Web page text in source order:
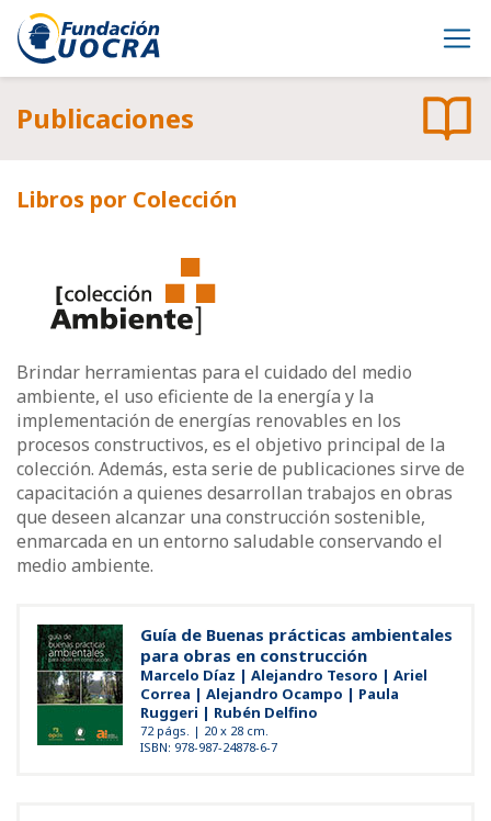
Publicaciones
Libros por Colección
Brindar herramientas para el cuidado del medio
ambiente, el uso eficiente de la energía y la
implementación de energías renovables en los
procesos constructivos, es el objetivo principal de la
colección. Además, esta serie de publicaciones sirve de
capacitación a quienes desarrollan trabajos en obras
que deseen alcanzar una construcción sostenible,
enmarcada en un entorno saludable conservando el
medio ambiente.
Guía de Buenas prácticas ambientales
para obras en construcción
Marcelo Díaz | Alejandro Tesoro | Ariel
Correa | Alejandro Ocampo | Paula
Ruggeri | Rubén Delfino
72 págs. | 20 x 28 cm.
ISBN: 978-987-24878-6-7